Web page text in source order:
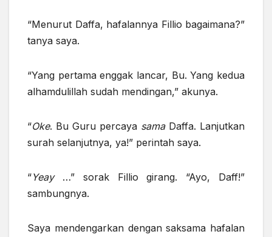
“Menurut Daffa, hafalannya Fillio bagaimana?”
tanya saya.
“Yang pertama enggak lancar, Bu. Yang kedua
alhamdulillah sudah mendingan,” akunya.
“Oke. Bu Guru percaya samaDaffa. Lanjutkan
surah selanjutnya, ya!” perintah saya.
“Yeay…” sorak Fillio girang. “Ayo, Daff!”
sambungnya.
Saya mendengarkan dengan saksama hafalan